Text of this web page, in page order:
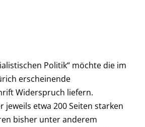
Politik“ möchte die im
erscheinende
Widerspruch liefern.
jeweils etwa 200 Seiten starken
bisher unter anderem